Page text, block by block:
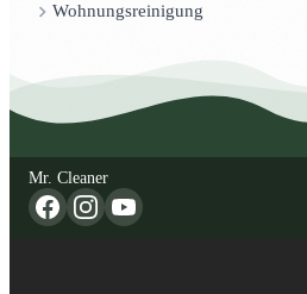
Wohnungsreinigung
Mr. Cleaner